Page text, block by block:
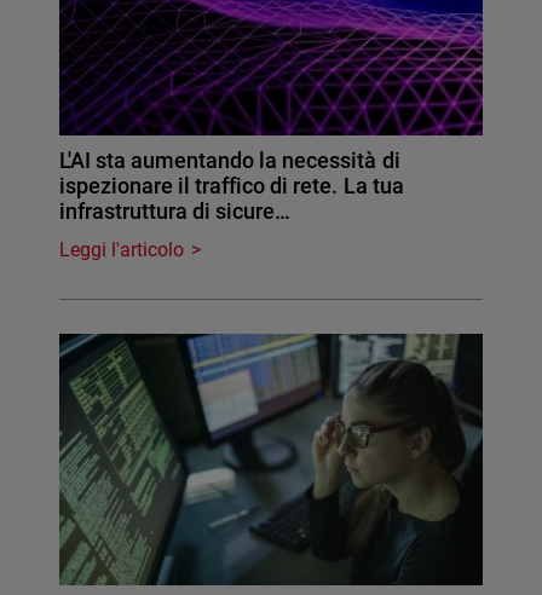
L'AI sta aumentando la necessità di
ispezionare il traffico di rete. La tua
infrastruttura di sicure…
Leggi l'articolo